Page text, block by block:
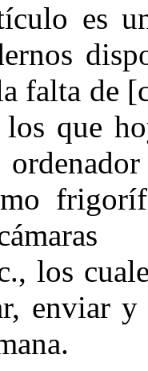
es
falta de
que
los
enviar